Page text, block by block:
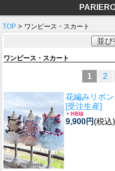
TOP > ワンピース・スカート
並び
ワンピース・スカート
1 2
花編みリボ
[受注生産]
9,900円 (税込)